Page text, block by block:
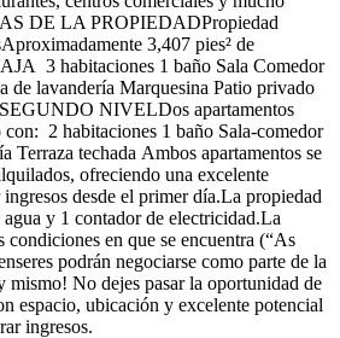
DE LA PROPIEDADPropiedad
3,407 pies² de
3 habitaciones 1 baño Sala Comedor
de lavandería Marquesina Patio privado
NIVELDos apartamentos
con: 2 habitaciones 1 baño Sala-comedor
Terraza techada Ambos apartamentos se
ofreciendo una excelente
desde el primer día.La propiedad
y 1 contador de electricidad.La
condiciones en que se encuentra (“As
podrán negociarse como parte de la
mismo! No dejes pasar la oportunidad de
espacio, ubicación y excelente potencial
ingresos.